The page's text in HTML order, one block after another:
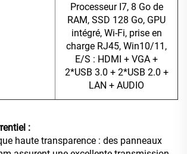
Processeur I7, 8 Go de
RAM, SSD 128 Go, GPU
intégré, Wi-Fi, prise en
charge RJ45, Win10/11,
E/S : HDMI + VGA +
2*USB 3.0 + 2*USB 2.0 +
LAN + AUDIO
:
haute transparence : des panneaux